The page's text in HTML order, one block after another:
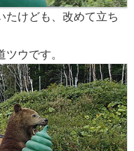
たけども、改めて立ち
ウです。